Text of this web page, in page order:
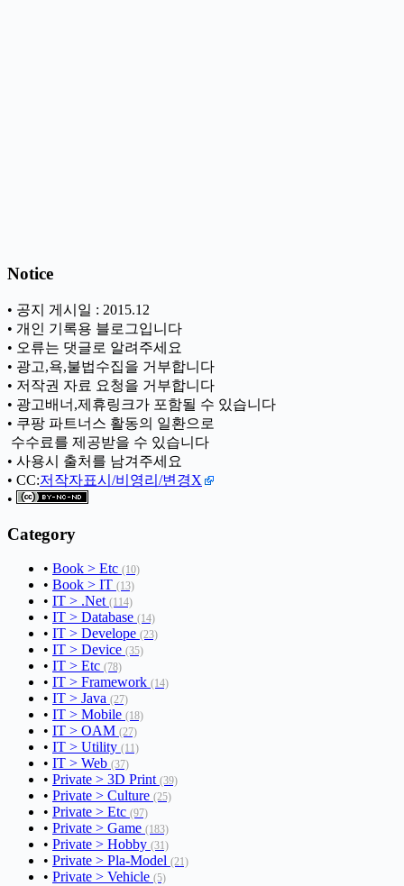
Notice
• 공지 게시일 : 2015.12
• 개인 기록용 블로그입니다
• 오류는 댓글로 알려주세요
• 광고,욕,불법수집을 거부합니다
• 저작권 자료 요청을 거부합니다
• 광고배너,제휴링크가 포함될 수 있습니다
• 쿠팡 파트너스 활동의 일환으로
ㅤ 수수료를 제공받을 수 있습니다
• 사용시 출처를 남겨주세요
• CC:저작자표시/비영리/변경X
•
Category
• Book > Etc (10)
• Book > IT (13)
• IT > .Net (114)
• IT > Database (14)
• IT > Develope (23)
• IT > Device (35)
• IT > Etc (78)
• IT > Framework (14)
• IT > Java (27)
• IT > Mobile (18)
• IT > OAM (27)
• IT > Utility (11)
• IT > Web (37)
• Private > 3D Print (39)
• Private > Culture (25)
• Private > Etc (97)
• Private > Game (183)
• Private > Hobby (31)
• Private > Pla-Model (21)
• Private > Vehicle (5)